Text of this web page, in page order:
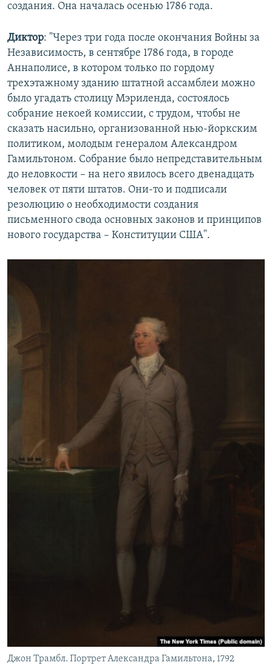
создания. Она началась осенью 1786 года.
Диктор: "Через три года после окончания Войны за
Независимость, в сентябре 1786 года, в городе
Аннаполисе, в котором только по гордому
трехэтажному зданию штатной ассамблеи можно
было угадать столицу Мэриленда, состоялось
собрание некоей комиссии, с трудом, чтобы не
сказать насильно, организованной нью-йоркским
политиком, молодым генералом Александром
Гамильтоном. Собрание было непредставительным
до неловкости – на него явилось всего двенадцать
человек от пяти штатов. Они-то и подписали
резолюцию о необходимости создания
письменного свода основных законов и принципов
нового государства – Конституции США".
Джон Трамбл. Портрет Александра Гамильтона, 1792